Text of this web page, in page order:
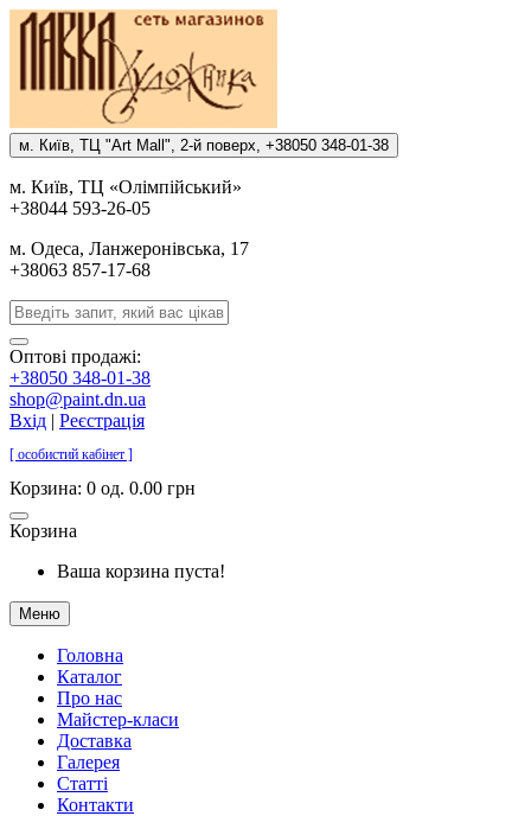
м. Киïв, ТЦ "Art Mall", 2-й поверх, +38050 348-01-38
м. Киïв, ТЦ «Олiмпiйський»
+38044 593-26-05
м. Одеса, Ланжеронiвська, 17
+38063 857-17-68
Оптові продажі:
+38050 348-01-38
shop@paint.dn.ua
Вхід | Реєстрація
[ особистий кабінет ]
Корзина: 0 од. 0.00 грн
Корзина
Ваша корзина пуста!
Меню
Головна
Каталог
Про нас
Майстер-класи
Доставка
Галерея
Статтi
Контакти